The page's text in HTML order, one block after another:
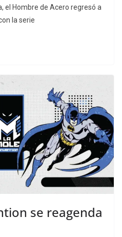
el Hombre de Acero regresó a
la serie
se reagenda